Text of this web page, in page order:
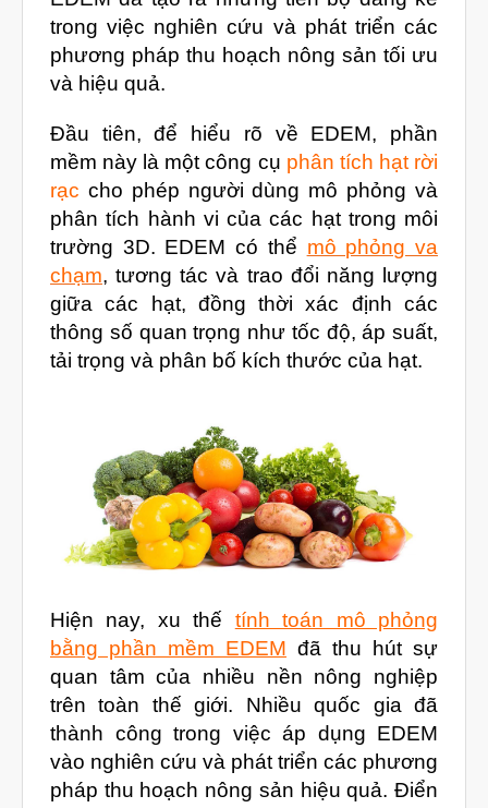
Phân tích lực & Mô phỏng
3D_Altair
Dịch vụ thiết kế khuôn đúc
Giải Pháp
Automotive
Aerospace
Industries
Marine
Medical
Video
Liên Hệ
vật liệu in 3D tiếp xúc dầu
vật liệu in 3D kháng dung môi
đánh đổi độ bền và chịu nhiệt
đọc datasheet vật liệu in 3D
phun hạt mài chi tiết in 3D
trong việc nghiên cứu và phát triển các
phương pháp thu hoạch nông sản tối ưu
và hiệu quả.
Đầu tiên, để hiểu rõ về EDEM, phần
mềm này là một công cụ phân tích hạt rời
rạc cho phép người dùng mô phỏng và
phân tích hành vi của các hạt trong môi
trường 3D. EDEM có thể mô phỏng va
chạm, tương tác và trao đổi năng lượng
giữa các hạt, đồng thời xác định các
thông số quan trọng như tốc độ, áp suất,
tải trọng và phân bố kích thước của hạt.
Hiện nay, xu thế tính toán mô phỏng
bằng phần mềm EDEM đã thu hút sự
quan tâm của nhiều nền nông nghiệp
trên toàn thế giới. Nhiều quốc gia đã
thành công trong việc áp dụng EDEM
vào nghiên cứu và phát triển các phương
pháp thu hoạch nông sản hiệu quả. Điển